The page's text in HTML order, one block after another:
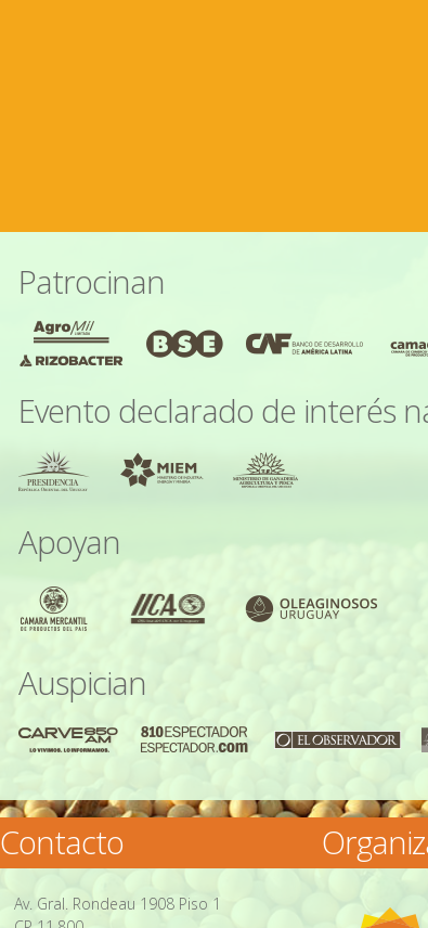
Patrocinan
Evento declarado de interés
Apoyan
Auspician
Contacto
Av. Gral. Rondeau 1908 Piso 1